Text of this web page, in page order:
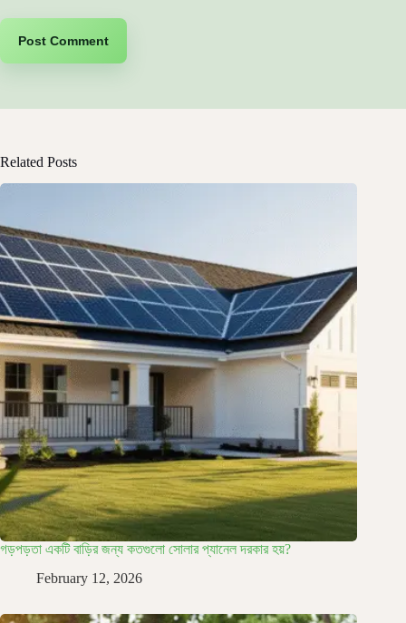
Post Comment
Related Posts
গড়পড়তা একটি বাড়ির জন্য কতগুলো সোলার প্যানেল দরকার হয়?
February 12, 2026